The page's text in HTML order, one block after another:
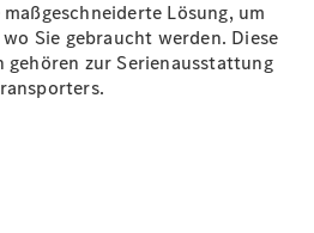
Lösung, um
Sie gebraucht werden. Diese
gehören zur Serienausstattung